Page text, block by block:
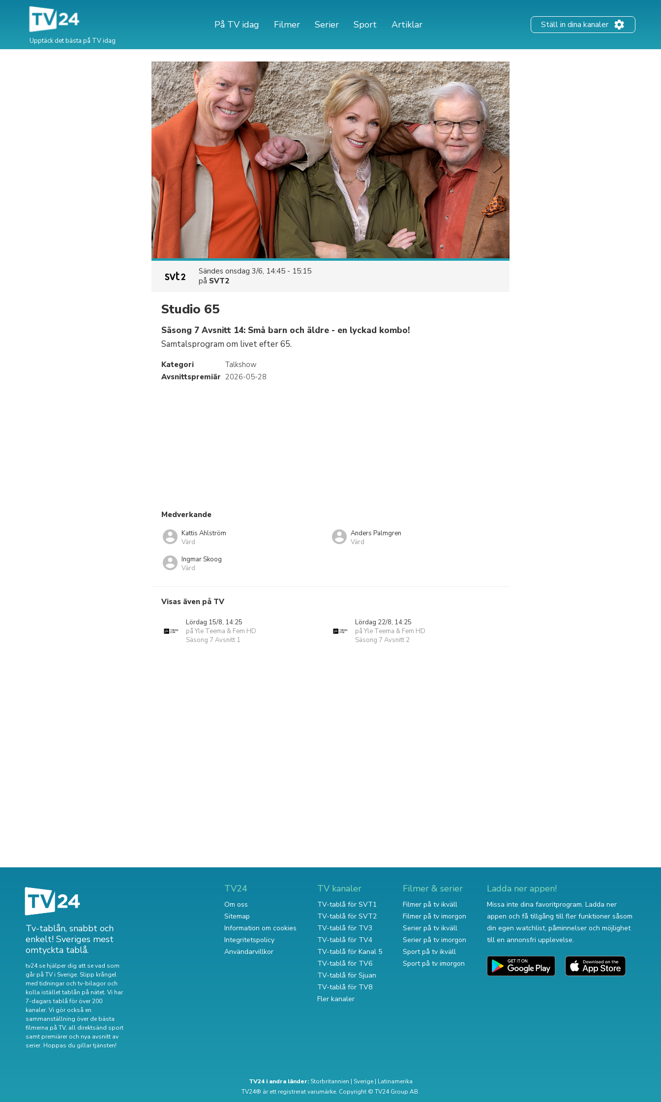
Upptäck det bästa på TV idag
På TV idag Filmer Serier Sport Artiklar Ställ in dina kanaler
Sändes onsdag 3/6, 14:45 - 15:15
på SVT2
Studio 65
Säsong 7 Avsnitt 14: Små barn och äldre - en lyckad kombo!
Samtalsprogram om livet efter 65.
Kategori
Talkshow
Avsnittspremiär 2026-05-28
Medverkande
Kattis Ahlström
Värd
Anders Palmgren
Värd
Ingmar Skoog
Värd
Visas även på TV
Lördag 15/8, 14:25
på Yle Teema & Fem HD
Säsong 7 Avsnitt 1
Lördag 22/8, 14:25
på Yle Teema & Fem HD
Säsong 7 Avsnitt 2
Tv-tablån, snabbt och
enkelt! Sveriges mest
omtyckta tablå.
tv24.se hjälper dig att se vad som
går på TV i Sverige. Slipp krångel
med tidningar och tv-bilagor och
kolla istället tablån på nätet. Vi har
7-dagars tablå för över 200
kanaler. Vi gör också en
sammanställning överde bästa
filmerna på TV, all direktsänd sport
samt premiärer och nya avsnitt av
serier. Hoppas du gillar tjänsten!
TV24
Om oss
Sitemap
Information om cookies
Integritetspolicy
Användarvillkor
TV kanaler
TV-tablå för SVT1
TV-tablå för SVT2
TV-tablå för TV3
TV-tablå för TV4
TV-tablå för Kanal 5
TV-tablå för TV6
TV-tablå för Sjuan
TV-tablå för TV8
Fler kanaler
Filmer & serier
Filmer på tv ikväll
Filmer på tv imorgon
Serier på tv ikväll
Serier på tv imorgon
Sport på tv ikväll
Sport på tv imorgon
Ladda ner appen!
Missa inte dina favoritprogram. Ladda ner
appen och få tillgång till fler funktioner såsom
din egen watchlist, påminnelser och möjlighet
till en annonsfri upplevelse.
TV24 i andra länder: Storbritannien | Sverige| Latinamerika
TV24® är ett registrerat varumärke. Copyright © TV24 Group AB.